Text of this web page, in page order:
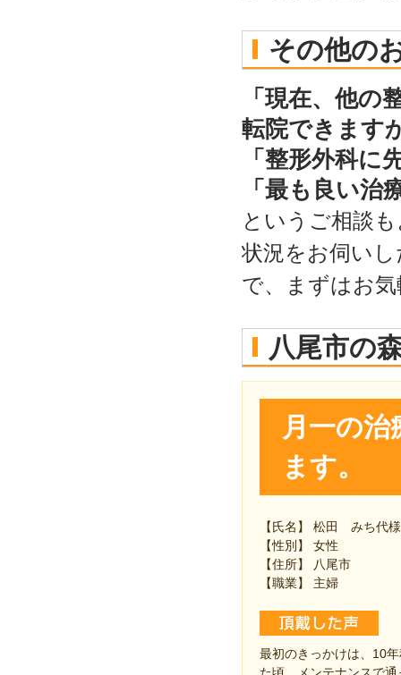
その他の
「現在、他の
転院できます
「整形外科
「最も良い治
というご相談
状況をお伺い
で、まずはお
八尾市の
月一の
ます。
【氏名】 松田 みち代様
【性別】 女性
【住所】 八尾市
【職業】 主婦
最初のきっかけは、10